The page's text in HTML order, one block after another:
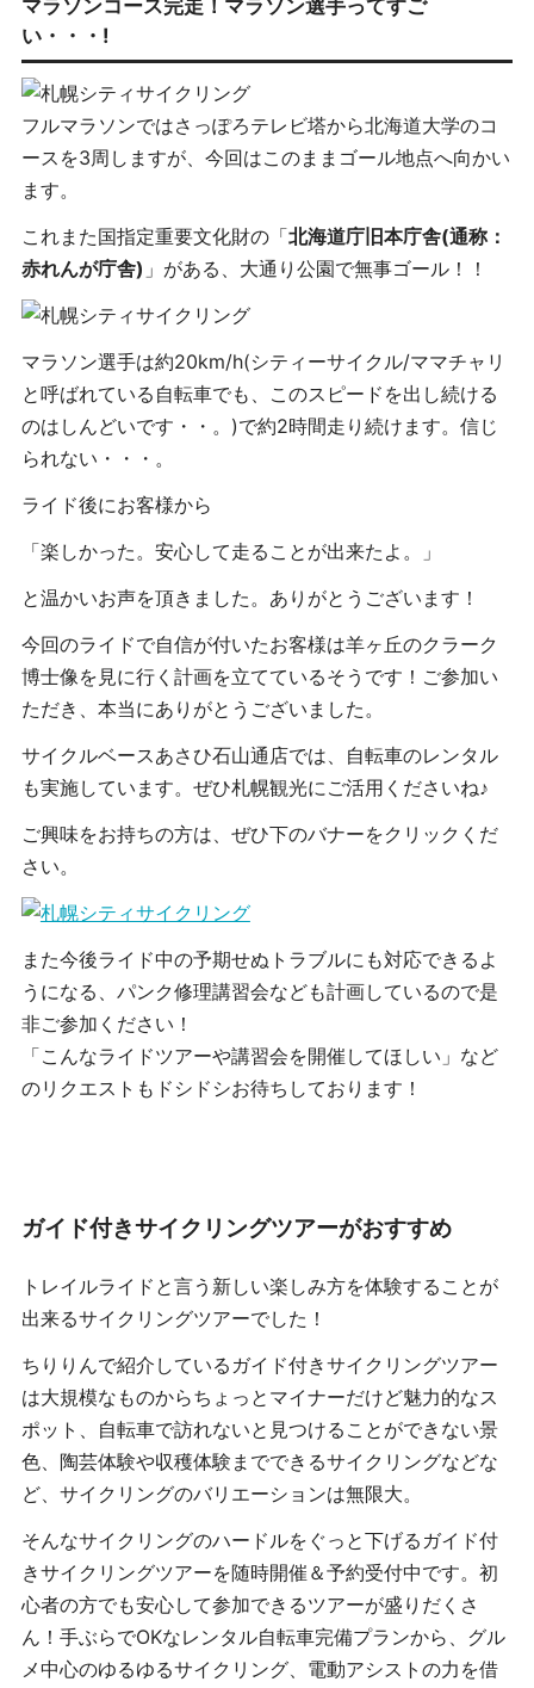
マラソンコース完走！マラソン選手ってすご
い・・・!
フルマラソンではさっぽろテレビ塔から北海道大学のコ
ースを3周しますが、今回はこのままゴール地点へ向かい
ます。
これまた国指定重要文化財の「北海道庁旧本庁舎(通称：
赤れんが庁舎) 」がある、大通り公園で無事ゴール！！
マラソン選手は約20km/h(シティーサイクル/ママチャリ
と呼ばれている自転車でも、このスピードを出し続ける
のはしんどいです・・。)で約2時間走り続けます。信じ
られない・・・。
ライド後にお客様から
「楽しかった。安心して走ることが出来たよ。」
と温かいお声を頂きました。ありがとうございます！
今回のライドで自信が付いたお客様は羊ヶ丘のクラーク
博士像を見に行く計画を立てているそうです！ご参加い
ただき、本当にありがとうございました。
サイクルベースあさひ石山通店では、自転車のレンタル
も実施しています。ぜひ札幌観光にご活用くださいね♪
ご興味をお持ちの方は、ぜひ下のバナーをクリックくだ
さい。
また今後ライド中の予期せぬトラブルにも対応できるよ
うになる、パンク修理講習会なども計画しているので是
非ご参加ください！
「こんなライドツアーや講習会を開催してほしい」など
のリクエストもドシドシお待ちしております！
ガイド付きサイクリングツアーがおすすめ
トレイルライドと言う新しい楽しみ方を体験することが
出来るサイクリングツアーでした！
ちりりんで紹介しているガイド付きサイクリングツアー
は大規模なものからちょっとマイナーだけど魅力的なス
ポット、自転車で訪れないと見つけることができない景
色、陶芸体験や収穫体験までできるサイクリングなどな
ど、サイクリングのバリエーションは無限大。
そんなサイクリングのハードルをぐっと下げるガイド付
きサイクリングツアーを随時開催＆予約受付中です。初
心者の方でも安心して参加できるツアーが盛りだくさ
ん！手ぶらでOKなレンタル自転車完備プランから、グル
メ中心のゆるゆるサイクリング、電動アシストの力を借